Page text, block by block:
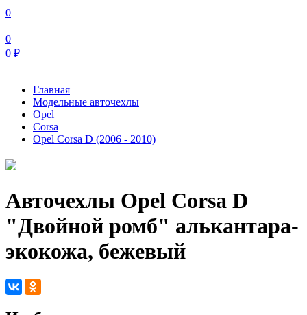
0
0
0 ₽
Главная
Модельные авточехлы
Opel
Corsa
Opel Corsa D (2006 - 2010)
Авточехлы Opel Corsa D
"Двойной ромб" алькантара-
экокожа, бежевый